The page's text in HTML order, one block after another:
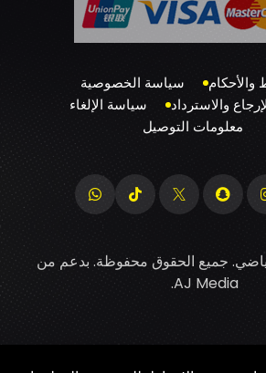
والأحكام
سياسة الخصوصية
والاسترداد
سياسة الإلغاء
معلومات التوصيل
جميع الحقوق محفوظة. بدعم من
AJ Media
.